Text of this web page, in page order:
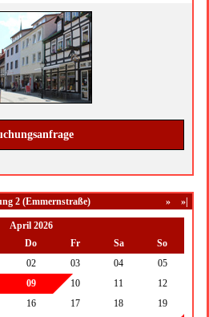
2 (Emmernstraße) » »|
April 2026
Do Fr Sa
So
02 03 04
05
09 10 11
12
16 17 18
19